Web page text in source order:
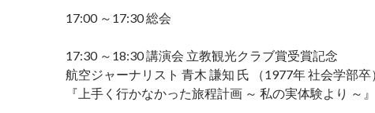
17:00 ～17:30 総会
17:30 ～18:30 講演会 立教観光クラブ賞受賞記念
航空ジャーナリスト 青木 謙知 氏 （1977年 社会学部卒
『上手く行かなかった旅程計画 ～ 私の実体験より ～』